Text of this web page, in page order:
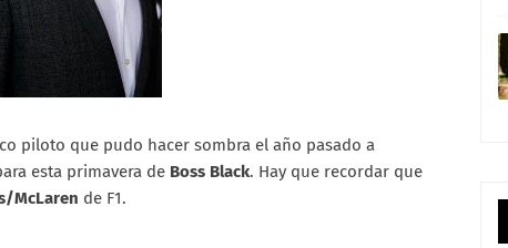
piloto que pudo hacer sombra el año pasado a
esta primavera de Boss Black. Hay que recordar que
McLaren de F1.